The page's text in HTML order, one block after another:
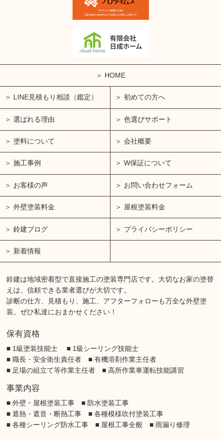
HOME
LINE見積もり相談（鑑定） 初めての方へ
選ばれる理由 色選びサポート
塗料について 会社概要
施工事例 W保証について
お客様の声 お問い合わせフォーム
外壁塗装料金 屋根塗装料金
鈴建ブログ プライバシーポリシー
新着情報
鈴建は地域密着型で直接施工の塗装専門店です。大切なお家の塗替
えは、信頼できる業者選びが大切です。
診断の仕方、見積もり、施工、アフターフォローも万全な外壁塗
装。ぜひ私達におまかせください！
保有資格
■ 1級塗装技能士 ■ 1級シーリング技能士
■ 職長・安全衛生責任者 ■ 有機溶剤作業主任者
■ 足場の組立て等作業主任者 ■ 高所作業車運転技能講習
事業内容
■ 外壁・屋根塗装工事 ■ 防水塗装工事
■ 遮熱・遮音・断熱工事 ■ 各種模様吹付塗装工事
■ 各種シーリング防水工事 ■ 屋根工事全般 ■ 雨漏り修理